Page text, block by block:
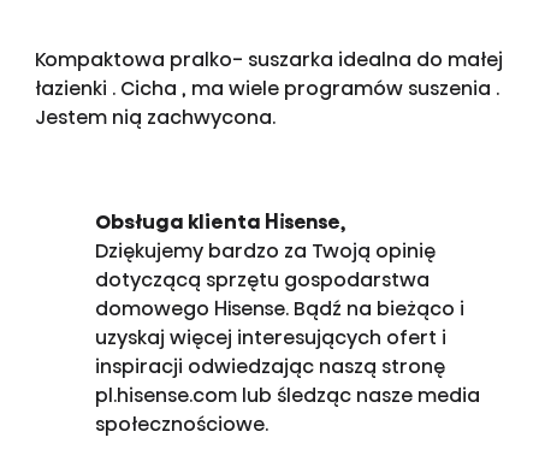
Kompaktowa pralko- suszarka idealna do małej
łazienki . Cicha , ma wiele programów suszenia .
Jestem nią zachwycona.
Obsługa klienta Hisense,
Dziękujemy bardzo za Twoją opinię
dotyczącą sprzętu gospodarstwa
domowego Hisense. Bądź na bieżąco i
uzyskaj więcej interesujących ofert i
inspiracji odwiedzając naszą stronę
pl.hisense.com lub śledząc nasze media
społecznościowe.